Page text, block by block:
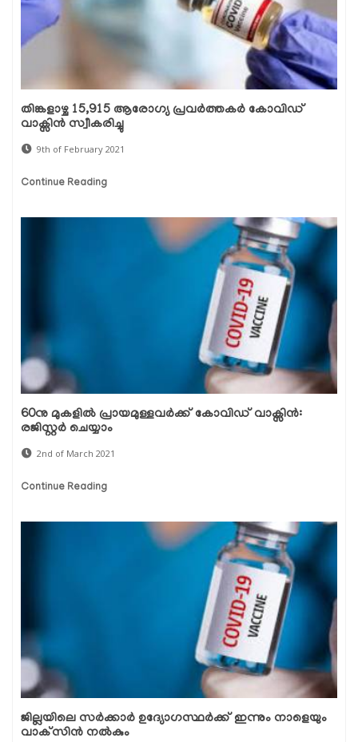
തിങ്കളാഴ്ച 15,915 ആരോഗ്യ പ്രവര്‍ത്തകര്‍ കോവിഡ്
വാക്സിന്‍ സ്വീകരിച്ചു
9th of February 2021
Continue Reading
60നു മുകളില്‍ പ്രായമുള്ളവര്‍ക്ക് കോവിഡ് വാക്സിന്‍:
രജിസ്റ്റര്‍ ചെയ്യാം
2nd of March 2021
Continue Reading
ജില്ലയിലെ സര്‍ക്കാര്‍ ഉദ്യോഗസ്ഥര്‍ക്ക് ഇന്നും നാളെയും
വാക്‌സിന്‍ നല്‍കും